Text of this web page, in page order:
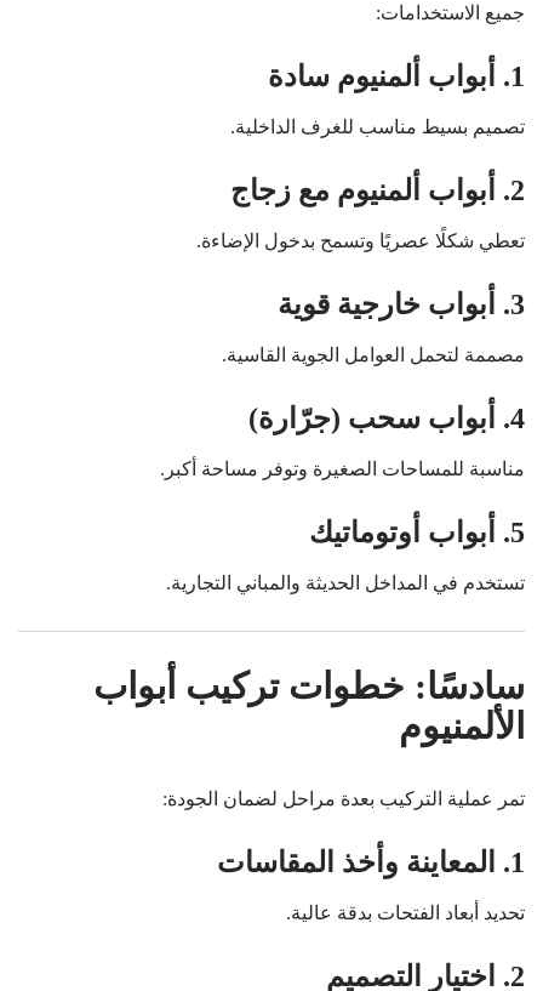
جميع الاستخدامات:
1. أبواب ألمنيوم سادة
تصميم بسيط مناسب للغرف الداخلية.
2. أبواب ألمنيوم مع زجاج
تعطي شكلًا عصريًا وتسمح بدخول الإضاءة.
3. أبواب خارجية قوية
مصممة لتحمل العوامل الجوية القاسية.
4. أبواب سحب (جرّارة)
مناسبة للمساحات الصغيرة وتوفر مساحة أكبر.
5. أبواب أوتوماتيك
تستخدم في المداخل الحديثة والمباني التجارية.
سادسًا: خطوات تركيب أبواب
الألمنيوم
تمر عملية التركيب بعدة مراحل لضمان الجودة:
1. المعاينة وأخذ المقاسات
تحديد أبعاد الفتحات بدقة عالية.
2. اختيار التصميم